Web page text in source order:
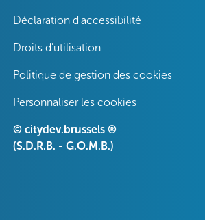
Déclaration d'accessibilité
Droits d'utilisation
Politique de gestion des cookies
Personnaliser les cookies
© citydev.brussels ®
(S.D.R.B. - G.O.M.B.)